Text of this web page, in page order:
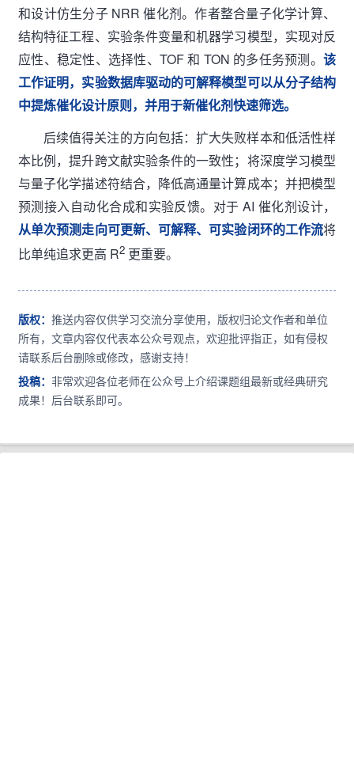
和设计仿生分子 NRR 催化剂。作者整合量子化学计算、
结构特征工程、实验条件变量和机器学习模型，实现对反
应性、稳定性、选择性、TOF 和 TON 的多任务预测。 该
工作证明，实验数据库驱动的可解释模型可以从分子结构
中提炼催化设计原则，并用于新催化剂快速筛选。
后续值得关注的方向包括：扩大失败样本和低活性样
本比例，提升跨文献实验条件的一致性；将深度学习模型
与量子化学描述符结合，降低高通量计算成本；并把模型
预测接入自动化合成和实验反馈。对于 AI 催化剂设计，
从单次预测走向可更新、可解释、可实验闭环的工作流将
比单纯追求更高 R2 更重要。
版权： 推送内容仅供学习交流分享使用，版权归论文作者和单位
所有，文章内容仅代表本公众号观点，欢迎批评指正，如有侵权
请联系后台删除或修改，感谢支持！
投稿： 非常欢迎各位老师在公众号上介绍课题组最新或经典研究
成果！后台联系即可。